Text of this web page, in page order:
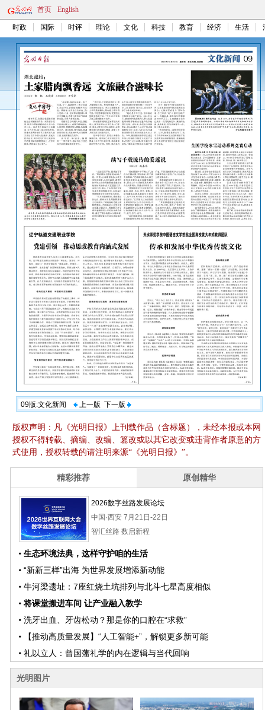
首页 English
时政 国际 时评 理论 文化 科技 教育 经济 生活
09版:文化新闻 上一版 下一版
版权声明：凡《光明日报》上刊载作品（含标题），未经本报或本网
授权不得转载、摘编、改编、篡改或以其它改变或违背作者原意的方
式使用，授权转载的请注明来源“《光明日报》”。